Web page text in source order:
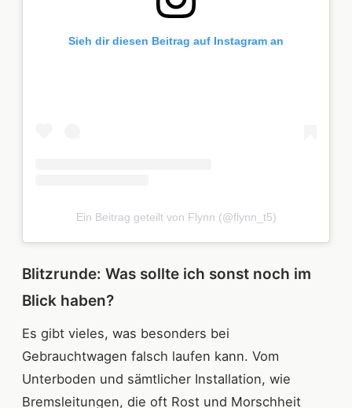
Sieh dir diesen Beitrag auf Instagram an
Ein Beitrag geteilt von Flynn (@flynn_t5)
Blitzrunde: Was sollte ich sonst noch im
Blick haben?
Es gibt vieles, was besonders bei
Gebrauchtwagen falsch laufen kann. Vom
Unterboden und sämtlicher Installation, wie
Bremsleitungen, die oft Rost und Morschheit